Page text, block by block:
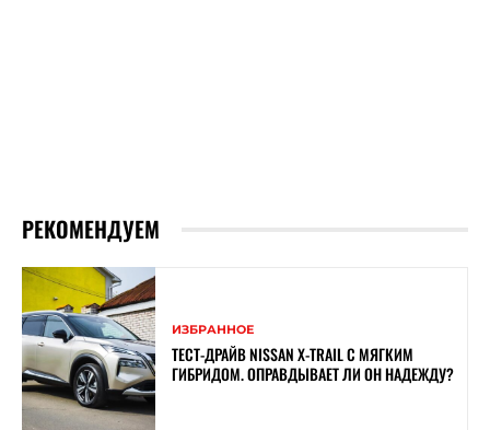
РЕКОМЕНДУЕМ
ИЗБРАННОЕ
ТЕСТ-ДРАЙВ NISSAN X-TRAIL С МЯГКИМ
ГИБРИДОМ. ОПРАВДЫВАЕТ ЛИ ОН НАДЕЖДУ?